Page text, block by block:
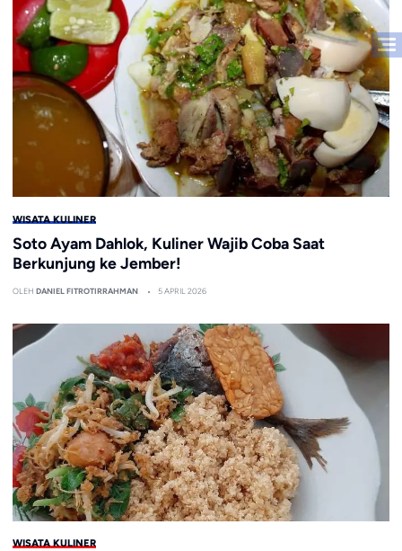
WISATA KULINER
Soto Ayam Dahlok, Kuliner Wajib Coba Saat
Berkunjung ke Jember!
OLEH DANIEL FITROTIRRAHMAN 5 APRIL 2026
WISATA KULINER